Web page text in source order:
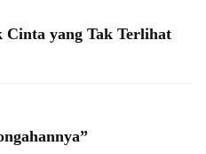
Cinta yang Tak Terlihat